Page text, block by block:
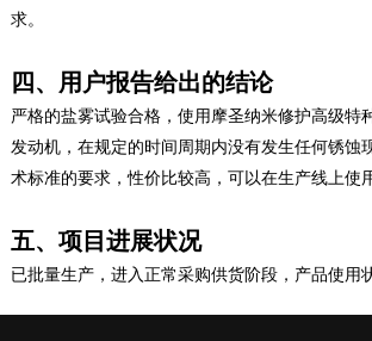
求。
四、用户报告给出的结论
严格的盐雾试验合格，使用摩圣纳米修护高级特
发动机，在规定的时间周期内没有发生任何锈蚀
术标准的要求，性价比较高，可以在生产线上使
五、项目进展状况
已批量生产，进入正常采购供货阶段，产品使用